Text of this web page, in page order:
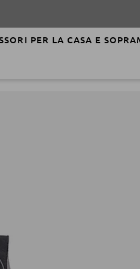
PER LA CASA E